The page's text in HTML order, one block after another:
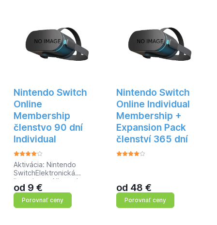
Nintendo Switch
Online
Membership
členstvo 90 dní
Individual
Aktivácia: Nintendo
SwitchElektronická
licencia pre Nintendo
SwitchWebová služba
Nintendo Switch Online
ponúka používateľom
od 9 €
Porovnať ceny
Nintendo Switch
Online Individual
Membership +
Expansion Pack
členství 365 dní
od 48 €
Porovnať ceny